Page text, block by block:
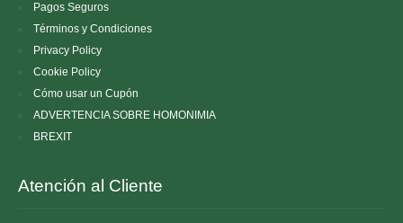
Pagos Seguros
Términos y Condiciones
Privacy Policy
Cookie Policy
Cómo usar un Cupón
ADVERTENCIA SOBRE HOMONIMIA
BREXIT
Atención al Cliente